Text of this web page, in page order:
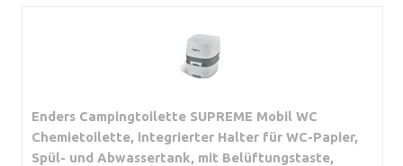
Enders Campingtoilette SUPREME Mobil WC
Chemietoilette, integrierter Halter für WC-Papier,
Spül- und Abwassertank, mit Belüftungstaste,